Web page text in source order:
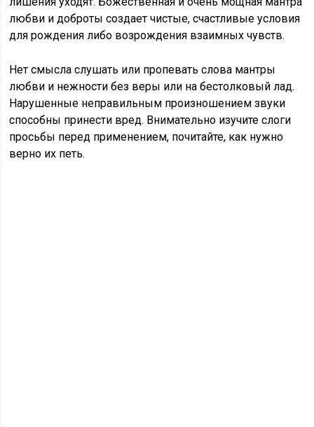
любви и доброты создает чистые, счастливые условия
для рождения либо возрождения взаимных чувств.
Нет смысла слушать или пропевать слова мантры
любви и нежности без веры или на бестолковый лад.
Нарушенные неправильным произношением звуки
способны принести вред. Внимательно изучите слоги
просьбы перед применением, почитайте, как нужно
верно их петь.